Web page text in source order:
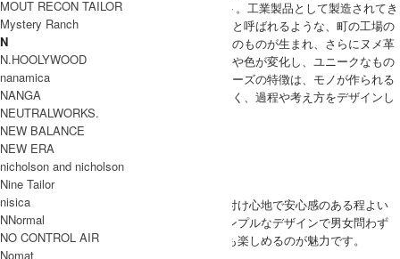
かって遊ぶ”という実験的な試みからスタート。工業製品として製造されてき
たスニーカーを、あえて浅草の家内制手工業と呼ばれるような、町の工場の
人達が作り、全く同じデザインでも、異なるのものが生まれ、さらにヌメ革
を用いていることから、シューズは徐々に形や色が変化し、ユニークなもの
に仕上がっていく。エンダースキーマのシューズの特徴は、モノが作られる
背景や工程にあり、表層的なデザインではなく、過程や考え方をデザインし
ています。
Hender Scheme 取り扱い商品
MODEL
(SIZE) One / 身長 176cm
(VOICE) しっかりとした付け心地で安心感のある程よい
肉厚感のレザーです。シンプルなデザインで男女問わず
合わせやすく、経年変化も楽しめるのが魅力です。
MOUT RECON TAILOR
Mystery Ranch
N
N.HOOLYWOOD
nanamica
NANGA
NEUTRALWORKS.
NEW BALANCE
NEW ERA
nicholson and nicholson
Nine Tailor
nisica
NNormal
NO CONTROL AIR
Nomat